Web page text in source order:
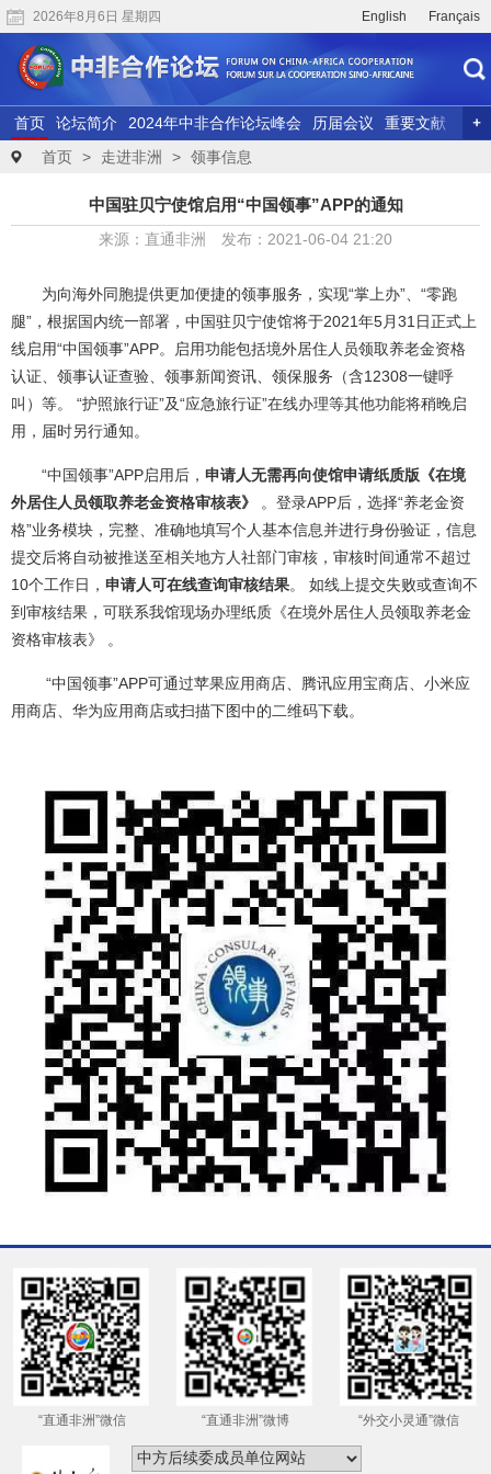
2026年8月6日 星期四 English Français
首页 论坛简介 2024年中非合作论坛峰会 历届会议
重要文献
联合研究
精彩视频
首页 > 走进非洲 > 领事信息
中国驻贝宁使馆启用“中国领事”APP的通知
来源：直通非洲 发布：2021-06-04 21:20
为向海外同胞提供更加便捷的领事服务，实现“掌上办”、“零跑
腿”，根据国内统一部署，中国驻贝宁使馆将于2021年5月31日正式上
线启用“中国领事”APP。启用功能包括境外居住人员领取养老金资格
认证、领事认证查验、领事新闻资讯、领保服务（含12308一键呼
叫）等。 “护照旅行证”及“应急旅行证”在线办理等其他功能将稍晚启
用，届时另行通知。
“中国领事”APP启用后， 申请人无需再向使馆申请纸质版《在境
外居住人员领取养老金资格审核表》
。登录APP后，选择“养老金资
格”业务模块，完整、准确地填写个人基本信息并进行身份验证，信息
提交后将自动被推送至相关地方人社部门审核，审核时间通常不超过
10个工作日， 申请人可在线查询审核结果。 如线上提交失败或查询不
到审核结果，可联系我馆现场办理纸质《在境外居住人员领取养老金
资格审核表》 。
“中国领事”APP可通过苹果应用商店、腾讯应用宝商店、小米应
用商店、华为应用商店或扫描下图中的二维码下载。
“直通非洲”微信 “直通非洲”微博 “外交小灵通”微信